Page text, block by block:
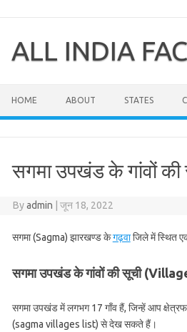
contentALL INDIA
HOME ABOUT STATES
सगमा उपखंड के गांवों की
Byadmin जून 18, 2022
सगमा (Sagma) झारखण्ड केगढ़वाजिले में स्थित
सगमा उपखंड के गांवों की सूची
सगमा उपखंड में लगभग 17 गाँव हैं, जिन्हें आप
(sagma villages list) से देख सकते हैं।